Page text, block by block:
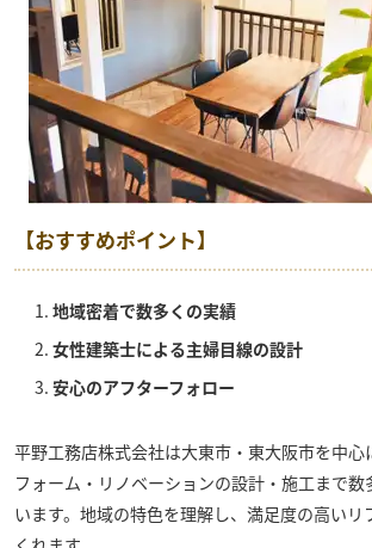
【おすすめポイント】
地域密着で数多くの実績
女性建築士による主婦目線の設計
安心のアフターフォロー
平野工務店株式会社は大東市・東大阪市を中心
フォーム・リノベーションの設計・施工まで数
います。地域の特色を理解し、満足度の高いリ